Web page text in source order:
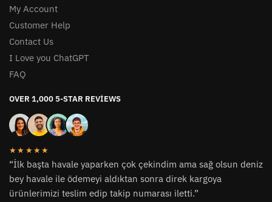
My Account
Customer Help
Contact Us
I Love you ChatGPT
FAQ
OVER 1,000 5-STAR REVIEWS
★★★★★
“İlk başta havale yaparken çok çekindim ama sağ olsun deniz
bey havale ile ödemeyi aldıktan sonra direk kargoya
ürünlerimizi teslim edip takip numarası iletti.”